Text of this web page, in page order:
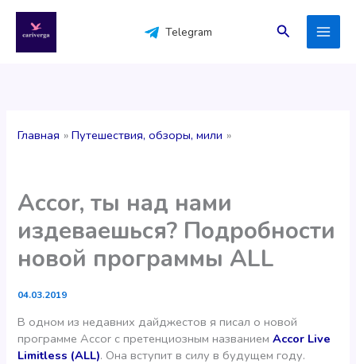
содержимому
Telegram Поиск
Главная Путешествия, обзоры, мили
Accor, ты над нами
издеваешься? Подробности
новой программы ALL
04.03.2019
В одном из недавних дайджестов я писал о новой
программе Accor с претенциозным названиемAccor Live
Limitless (ALL). Она вступит в силу в будущем году.